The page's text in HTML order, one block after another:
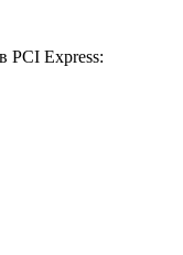
PCI Express: